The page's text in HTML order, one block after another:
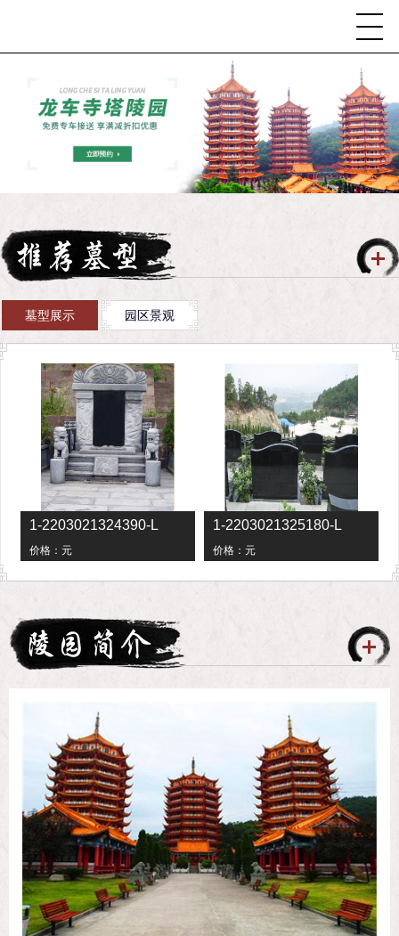
墓型展示 园区景观
1-2203021324390-L
价格：元
1-2203021325180-L
价格：元